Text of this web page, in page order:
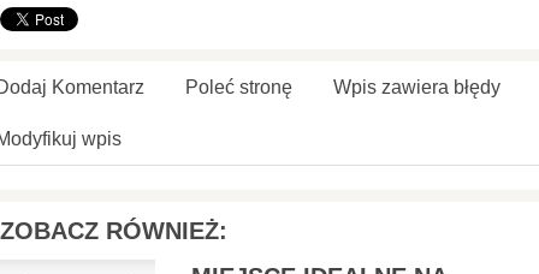
Komentarz Poleć stronę Wpis zawiera błędy
wpis
ZOBACZ RÓWNIEŻ: